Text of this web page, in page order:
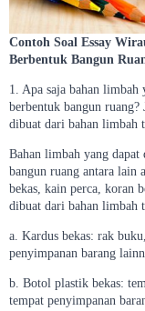
Contoh Soal Essay
Berbentuk Bangun
1. Apa saja bahan
berbentuk bangun
dibuat dari bahan limbah
Bahan limbah yang
bangun ruang antara lain
bekas, kain perca, koran
dibuat dari bahan limbah
a. Kardus bekas: rak
penyimpanan barang
b. Botol plastik bekas:
tempat penyimpanan